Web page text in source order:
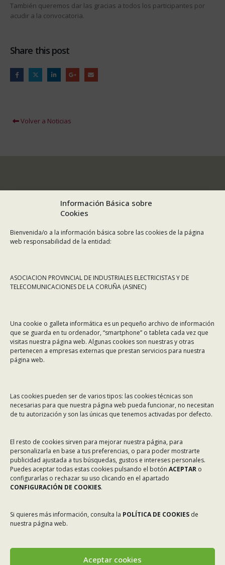
Información Básica sobre
Cookies
Bienvenida/o a la información básica sobre las cookies de la página
web responsabilidad de la entidad:
ASOCIACION PROVINCIAL DE INDUSTRIALES ELECTRICISTAS Y DE
TELECOMUNICACIONES DE LA CORUÑA (ASINEC)
Una cookie o galleta informática es un pequeño archivo de información
que se guarda en tu ordenador, “smartphone” o tableta cada vez que
visitas nuestra página web. Algunas cookies son nuestras y otras
pertenecen a empresas externas que prestan servicios para nuestra
página web.
Las cookies pueden ser de varios tipos: las cookies técnicas son
necesarias para que nuestra página web pueda funcionar, no necesitan
de tu autorización y son las únicas que tenemos activadas por defecto.
El resto de cookies sirven para mejorar nuestra página, para
personalizarla en base a tus preferencias, o para poder mostrarte
publicidad ajustada a tus búsquedas, gustos e intereses personales.
Puedes aceptar todas estas cookies pulsando el botón ACEPTAR o
configurarlas o rechazar su uso clicando en el apartado
CONFIGURACIÓN DE COOKIES.
Si quieres más información, consulta la POLÍTICA DE COOKIES de
nuestra página web.
Aceptar cookies
También queremos dar las gracias a todos los participantes por
acudir a la convocatoria.
Share this post
Volver a Noticias
Dirección: Rafael Alberti 7, 1º C-D. 15008 A Coruña
Teléfono: 981 299 710
Email: asinec@asinec.org
Noticias
Servicios
Asociados
Tablón de Anuncios
Incidencias en Expediente U.F.D.
Contacto